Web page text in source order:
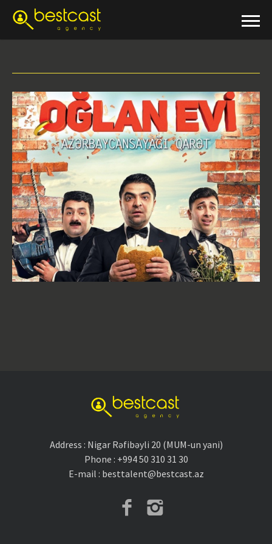
Address : Nigar Rəfibəyli 20 (MUM-un yani)
Phone : +994 50 310 31 30
E-mail : besttalent@bestcast.az